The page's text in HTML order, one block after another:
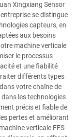
Xingxiang Sensor
se distingue
capteurs, en
aux besoins
machine verticale
le processus
et une fiabilité
différents types
votre chaîne de
les technologies
précis et fiable de
pertes et améliorant
verticale FFS